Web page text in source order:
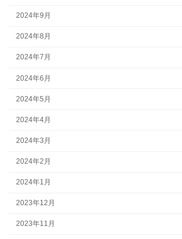
2024年9月
2024年8月
2024年7月
2024年6月
2024年5月
2024年4月
2024年3月
2024年2月
2024年1月
2023年12月
2023年11月